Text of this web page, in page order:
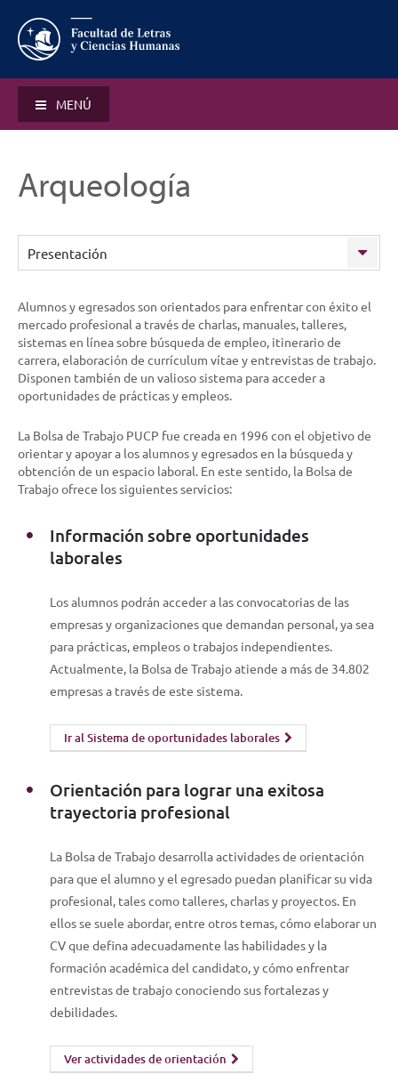
MENÚ
Arqueología
Presentación
Alumnos y egresados son orientados para enfrentar con éxito el
mercado profesional a través de charlas, manuales, talleres,
sistemas en línea sobre búsqueda de empleo, itinerario de
carrera, elaboración de currículum vítae y entrevistas de trabajo.
Disponen también de un valioso sistema para acceder a
oportunidades de prácticas y empleos.
La Bolsa de Trabajo PUCP fue creada en 1996 con el objetivo de
orientar y apoyar a los alumnos y egresados en la búsqueda y
obtención de un espacio laboral. En este sentido, la Bolsa de
Trabajo ofrece los siguientes servicios:
Información sobre oportunidades
laborales
Los alumnos podrán acceder a las convocatorias de las
empresas y organizaciones que demandan personal, ya sea
para prácticas, empleos o trabajos independientes.
Actualmente, la Bolsa de Trabajo atiende a más de 34.802
empresas a través de este sistema.
Ir al Sistema de oportunidades laborales
Orientación para lograr una exitosa
trayectoria profesional
La Bolsa de Trabajo desarrolla actividades de orientación
para que el alumno y el egresado puedan planificar su vida
profesional, tales como talleres, charlas y proyectos. En
ellos se suele abordar, entre otros temas, cómo elaborar un
CV que defina adecuadamente las habilidades y la
formación académica del candidato, y cómo enfrentar
entrevistas de trabajo conociendo sus fortalezas y
debilidades.
Ver actividades de orientación